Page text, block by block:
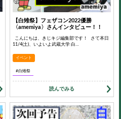
【白雉祭】フェザコン2022優勝
〈amemiya〉さんインタビュー！！
こんにちは、きじキジ編集部です！ さて本日
11/4(土)、いよいよ武蔵大学 白…
イベント
#白雉祭
読んでみる